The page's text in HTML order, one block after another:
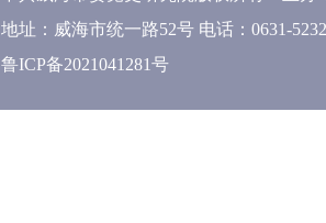
地址：威海市统一路52号 电话：0631-
鲁ICP备2021041281号